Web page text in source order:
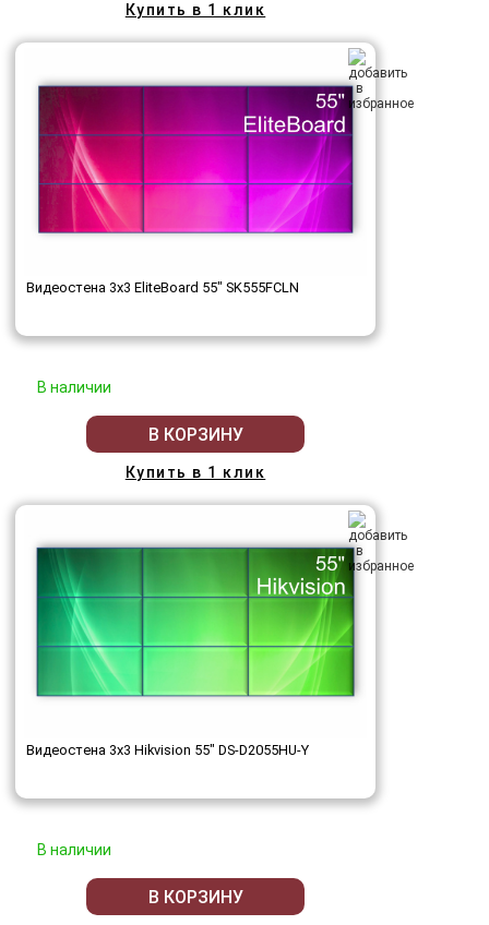
Купить в 1 клик
Видеостена 3x3 EliteBoard 55" SK555FCLN
В наличии
В КОРЗИНУ
Купить в 1 клик
Видеостена 3x3 Hikvision 55" DS-D2055HU-Y
В наличии
В КОРЗИНУ